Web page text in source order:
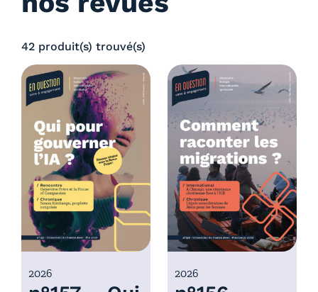
42 produit(s) trouvé(s)
2026 2026